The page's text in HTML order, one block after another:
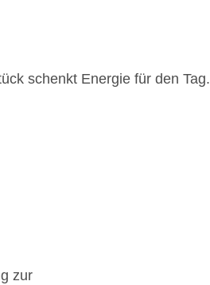
schenkt Energie für den Tag.
zur